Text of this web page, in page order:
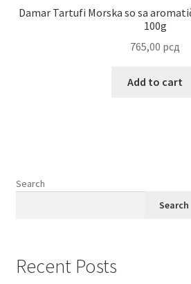
Damar Tartufi Morska so sa
100g
765,00 рсд
Add to cart
Search
Search
Recent Posts